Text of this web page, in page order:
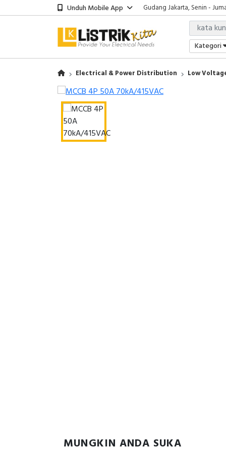
Unduh Mobile App
Gudang Jakarta, Senin -
Showroom Bali, Senin -
Kantor Jakarta, Senin - Jumat
Gudang Jakarta, Senin -
Showroom Bali, Senin -Kategori
Electrical & Power Distribution Low
MUNGKIN ANDA SUKA